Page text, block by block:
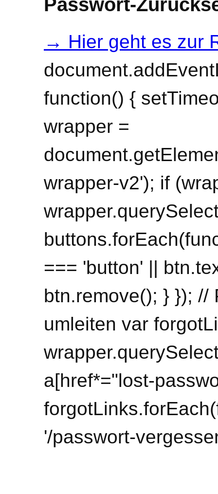
→ Hier geht es zur
function() {
wrapper =
wrapper-v2'); if
=== 'button' ||
btn.remove(); } }); //
umleiten var
a[href*="lost-
'/passwort-